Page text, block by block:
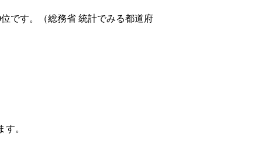
です。（総務省 統計でみる都道府
。